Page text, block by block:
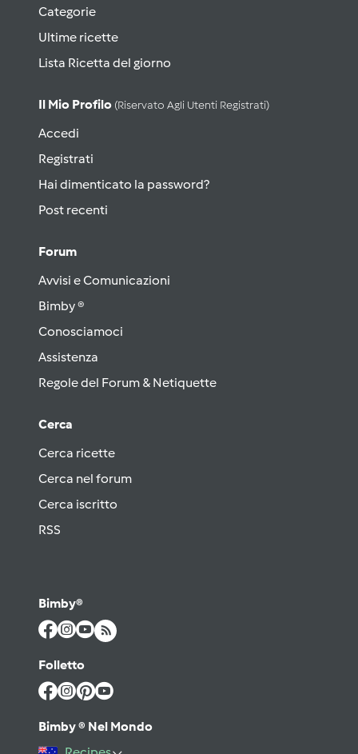
Categorie
Ultime ricette
Lista Ricetta del giorno
Il Mio Profilo (riservato Agli Utenti Registrati)
Accedi
Registrati
Hai dimenticato la password?
Post recenti
Forum
Avvisi e Comunicazioni
Bimby ®
Conosciamoci
Assistenza
Regole del Forum & Netiquette
Cerca
Cerca ricette
Cerca nel forum
Cerca iscritto
RSS
Bimby®
Folletto
Bimby ® Nel Mondo